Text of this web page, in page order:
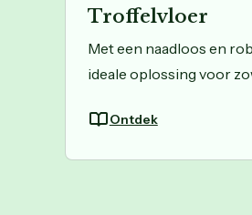
Troffelvloer
Met een naadloos en
ideale oplossing voor
Ontdek